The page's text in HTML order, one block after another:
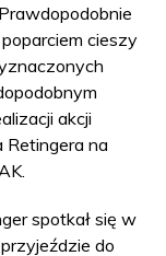
cieszy
akcji
Retingera na
spotkał się w
do